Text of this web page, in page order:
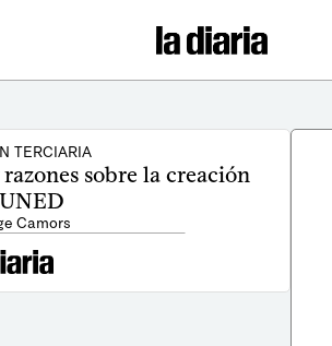
TERCIARIA
sobre la creación
Camors